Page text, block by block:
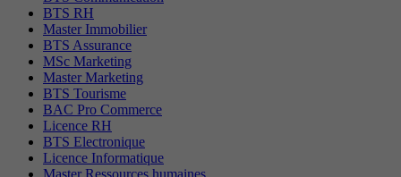
BTS RH
Master Immobilier
BTS Assurance
MSc Marketing
Master Marketing
BTS Tourisme
BAC Pro Commerce
Licence RH
BTS Electronique
Licence Informatique